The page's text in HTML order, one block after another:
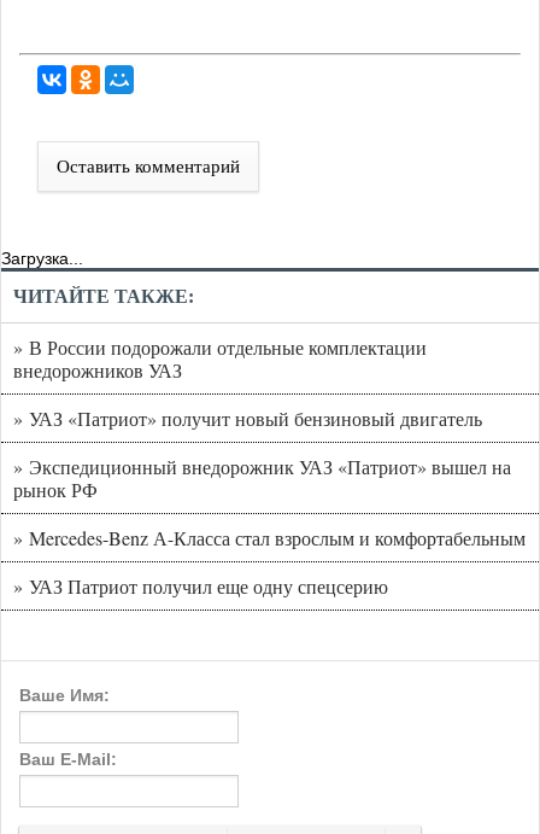
Оставить комментарий
Загрузка...
ЧИТАЙТЕ ТАКЖЕ:
» В России подорожали отдельные комплектации
внедорожников УАЗ
» УАЗ «Патриот» получит новый бензиновый двигатель
» Экспедиционный внедорожник УАЗ «Патриот» вышел на
рынок РФ
» Mercedes-Benz А-Класса стал взрослым и комфортабельным
» УАЗ Патриот получил еще одну спецсерию
Ваше Имя:
Ваш E-Mail: